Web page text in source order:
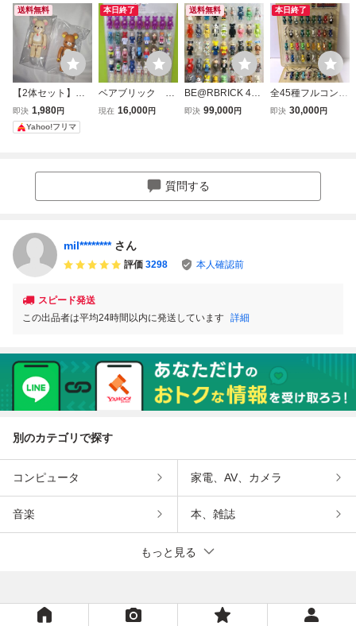
送料無料
【2体セット】ベ
アブリック シリー
ズ23 リラックマ
コリラックマ 10
即決 1,980円
Yahoo!フリマ
本日終了
ベアブリック 10
0% [シリーズ50&
現在 16,000円
送料無料
BE@RBRICK 45
体シリーズ 【カー
ア 裏 シークレッ
ト NIKE
即決 99,000円
本日終了
全45種フルコンプ
伊勢丹 チャリティ
即決 30,000円
質問する
mil******** さん
評価 3298 本人確認前
スピード発送
この出品者は平均24時間以内に発送しています 詳細
別のカテゴリで探す
コンピュータ 家電、AV、カメラ
音楽 本、雑誌
もっと見る